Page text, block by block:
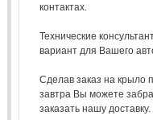
контактах.
Технические
вариант для Вашего
Сделав заказ на крыло
завтра Вы можете
заказать нашу доставку.